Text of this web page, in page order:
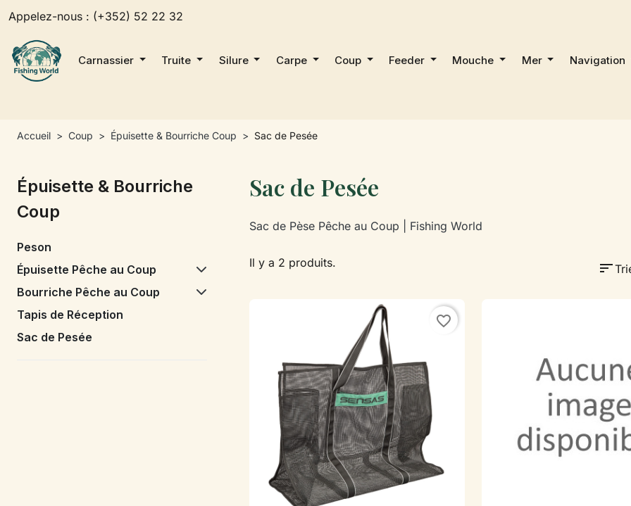
Appelez-nous : (+352) 52 22 32
Carnassier Truite Silure Carpe Coup Feeder Mouche Mer Navigation
Accueil Coup Épuisette & Bourriche Coup Sac de Pesée
Épuisette & Bourriche
Coup
Peson
Épuisette Pêche au Coup
Bourriche Pêche au Coup
Tapis de Réception
Sac de Pesée
Sac de Pesée
Sac de Pèse Pêche au Coup | Fishing World
Il y a 2 produits. sort
favorite_border